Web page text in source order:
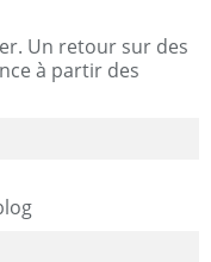
Un retour sur des
à partir des